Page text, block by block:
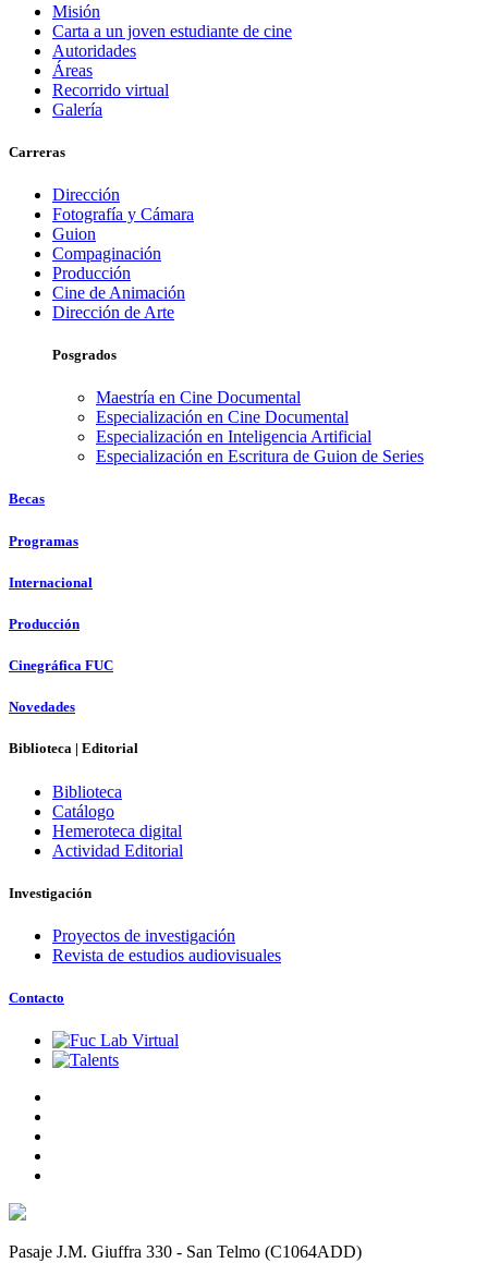
Misión
Carta a un joven estudiante de cine
Autoridades
Áreas
Recorrido virtual
Galería
Carreras
Dirección
Fotografía y Cámara
Guion
Compaginación
Producción
Cine de Animación
Dirección de Arte
Posgrados
Maestría en Cine Documental
Especialización en Cine Documental
Especialización en Inteligencia Artificial
Especialización en Escritura de Guion de Series
Becas
Programas
Internacional
Producción
Cinegráfica FUC
Novedades
Biblioteca | Editorial
Biblioteca
Catálogo
Hemeroteca digital
Actividad Editorial
Investigación
Proyectos de investigación
Revista de estudios audiovisuales
Contacto
Pasaje J.M. Giuffra 330 - San Telmo (C1064ADD)